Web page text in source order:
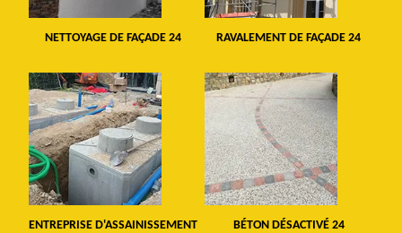
NETTOYAGE DE FAÇADE 24 RAVALEMENT DE FAÇADE 24
ENTREPRISE D'ASSAINISSEMENT BÉTON DÉSACTIVÉ 24